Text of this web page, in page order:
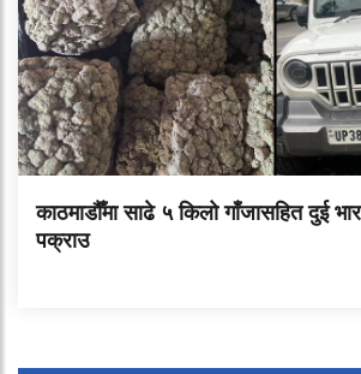
काठमाडौँमा साढे ५ किलो गाँजासहित दुई
पक्राउ